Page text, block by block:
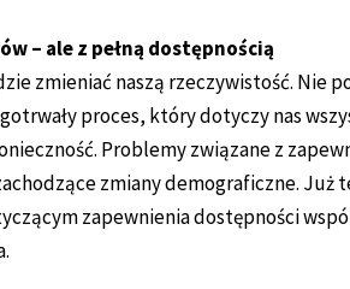
– ale z pełną dostępnością
zmieniać naszą rzeczywistość. Nie
proces, który dotyczy nas
Problemy związane z
zmiany demograficzne. Już
zapewnienia dostępności